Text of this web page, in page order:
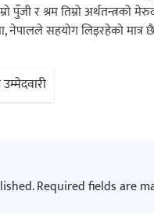
र श्रम तिम्रो अर्थतन्त्रको
नेपालले सहयोग लिइरहेको
Required fields are